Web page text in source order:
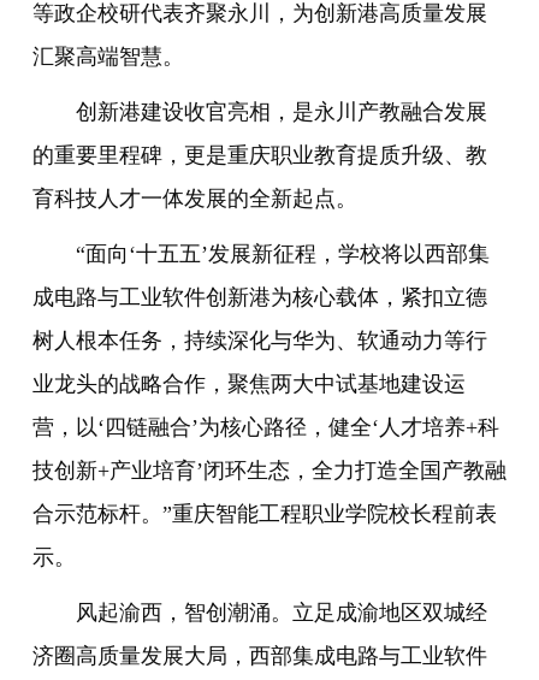
等政企校研代表齐聚永川，为创新港高质量发展
汇聚高端智慧。
创新港建设收官亮相，是永川产教融合发展
的重要里程碑，更是重庆职业教育提质升级、教
育科技人才一体发展的全新起点。
“面向‘十五五’发展新征程，学校将以西部集
成电路与工业软件创新港为核心载体，紧扣立德
树人根本任务，持续深化与华为、软通动力等行
业龙头的战略合作，聚焦两大中试基地建设运
营，以‘四链融合’为核心路径，健全‘人才培养+科
技创新+产业培育’闭环生态，全力打造全国产教融
合示范标杆。”重庆智能工程职业学院校长程前表
示。
风起渝西，智创潮涌。立足成渝地区双城经
济圈高质量发展大局，西部集成电路与工业软件